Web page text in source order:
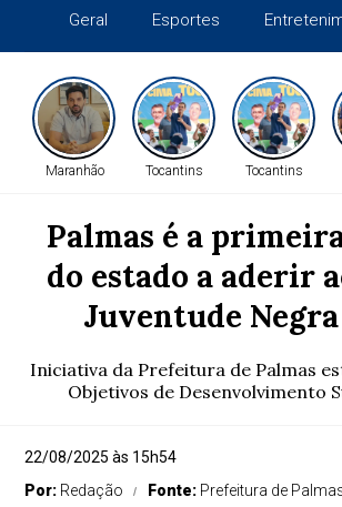
Geral Esportes
Maranhão Tocantins Tocantins
Palmas é a
do estado a aderir
Juventude
Iniciativa da Prefeitura de Palmas
Objetivos de Desenvolvimento
22/08/2025 às 15h54
Por: Redação Fonte: Prefeitura de